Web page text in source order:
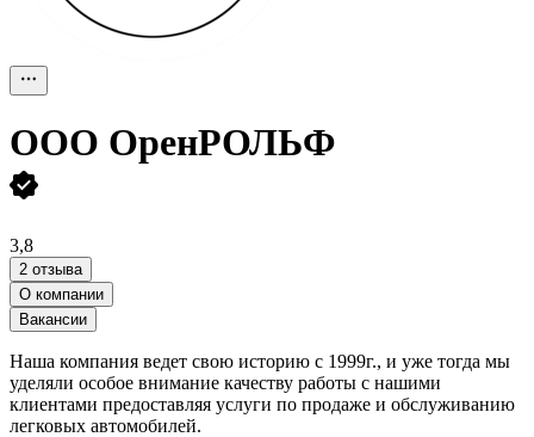
ООО ОренРОЛЬФ
3,8
2 отзыва
О компании
Вакансии
Наша компания ведет свою историю с 1999г., и уже тогда мы
уделяли особое внимание качеству работы с нашими
клиентами предоставляя услуги по продаже и обслуживанию
легковых автомобилей.